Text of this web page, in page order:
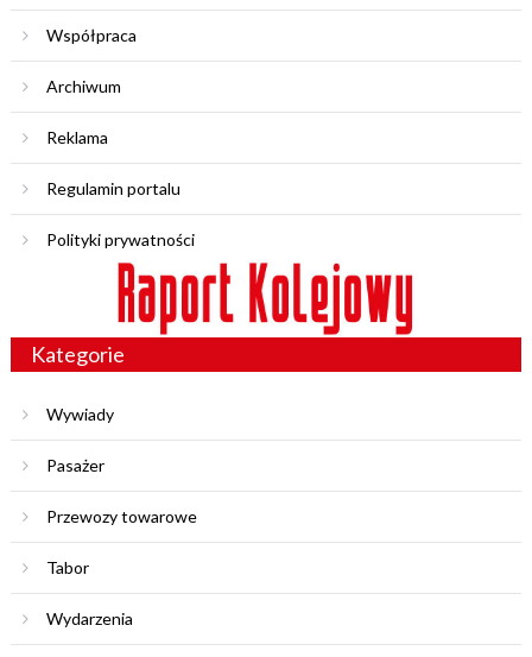
Współpraca
Archiwum
Reklama
Regulamin portalu
Polityki prywatności
Kategorie
Wywiady
Pasażer
Przewozy towarowe
Tabor
Wydarzenia